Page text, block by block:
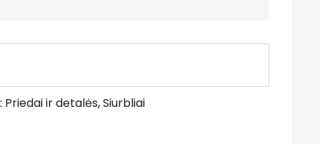
Priedai ir detalės,Siurbliai